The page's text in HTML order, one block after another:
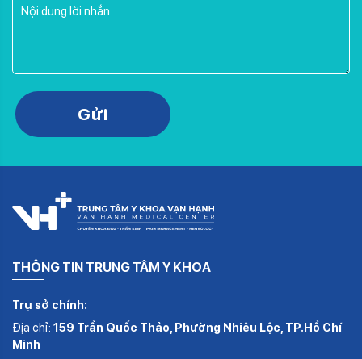
THÔNG TIN TRUNG TÂM Y KHOA
Trụ sở chính:
Địa chỉ: 159 Trần Quốc Thảo, Phường Nhiêu Lộc, TP.Hồ Chí
Minh
Please leave this field empty.
Gửi